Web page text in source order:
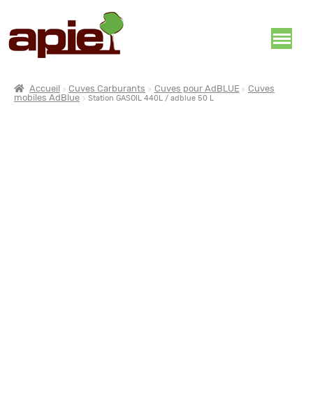
Accueil Cuves Carburants Cuves pour AdBLUE
Cuves
mobiles AdBlue
Station GASOIL 440L / adblue 50 L